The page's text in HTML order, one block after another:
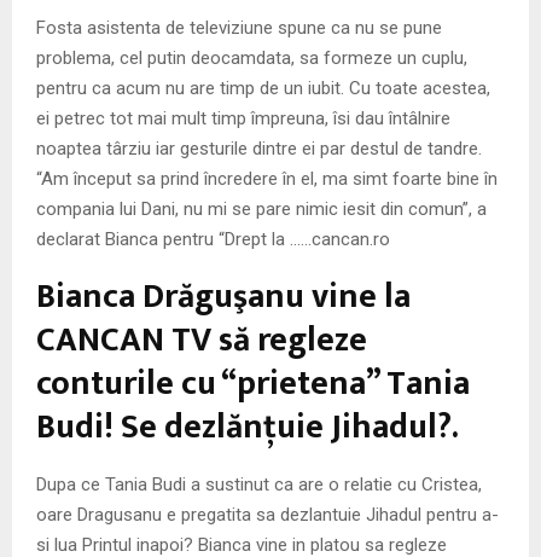
Fosta asistenta de televiziune spune ca nu se pune
problema, cel putin deocamdata, sa formeze un cuplu,
pentru ca acum nu are timp de un iubit. Cu toate acestea,
ei petrec tot mai mult timp împreuna, îsi dau întâlnire
noaptea târziu iar gesturile dintre ei par destul de tandre.
“Am început sa prind încredere în el, ma simt foarte bine în
compania lui Dani, nu mi se pare nimic iesit din comun”, a
declarat Bianca pentru “Drept la ……cancan.ro
Bianca Drăguşanu vine la
CANCAN TV să regleze
conturile cu “prietena” Tania
Budi! Se dezlănţuie Jihadul?.
Dupa ce Tania Budi a sustinut ca are o relatie cu Cristea,
oare Dragusanu e pregatita sa dezlantuie Jihadul pentru a-
si lua Printul inapoi? Bianca vine in platou sa regleze